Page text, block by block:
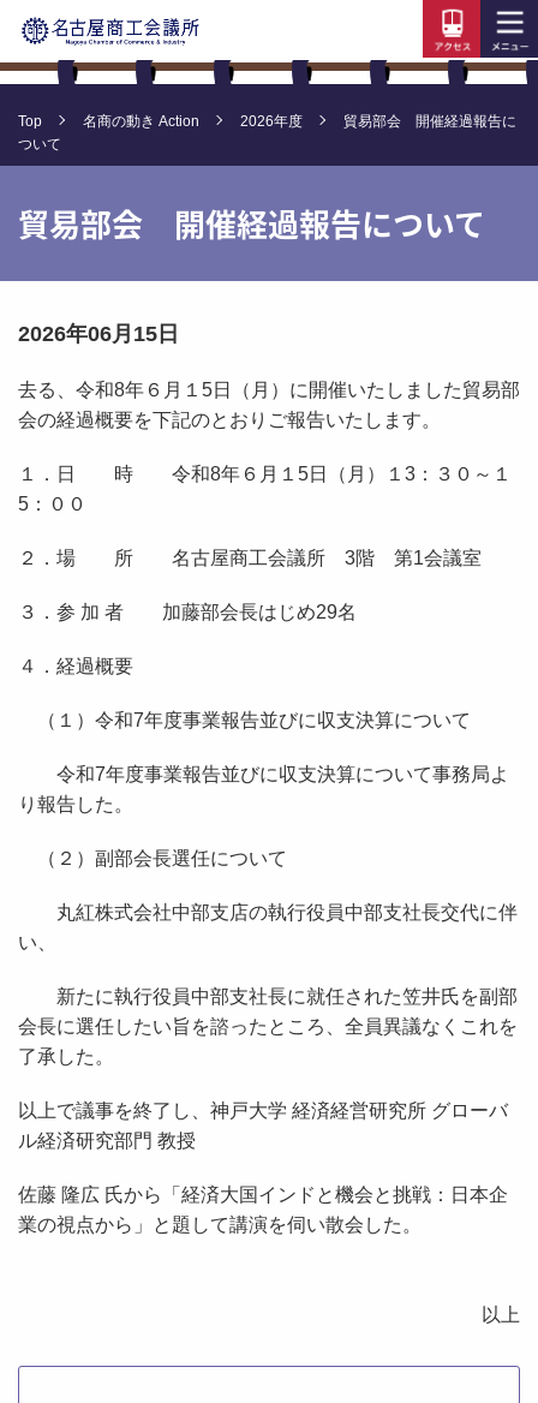
Top 名商の動き Action 2026年度
貿易部会 開催経過報告に
ついて
貿易部会 開催経過報告について
2026年06月15日
去る、令和8年６月１ 5日（月）に開催いたしました貿易部
会の経過概要を下記のとおりご報告いたします。
１．日 時 令和8年６月１ 5日（月）１ 3 ：３０～１
5 ：００
２．場 所 名古屋商工会議所 3階 第1会議室
３．参 加 者 加藤部会長はじめ29名
４．経過概要
（１）令和7年度事業報告並びに収支決算について
令和7年度事業報告並びに収支決算について事務局よ
り報告した。
（２）副部会長選任について
丸紅株式会社中部支店の執行役員中部支社長交代に伴
い、
新たに執行役員中部支社長に就任された笠井氏を副部
会長に選任したい旨を諮ったところ、全員異議なくこれを
了承した。
以上で議事を終了し、神戸大学 経済経営研究所 グローバ
ル経済研究部門 教授
佐藤 隆広 氏から「経済大国インドと機会と挑戦：日本企
業の視点から」と題して講演を伺い散会した。
以上